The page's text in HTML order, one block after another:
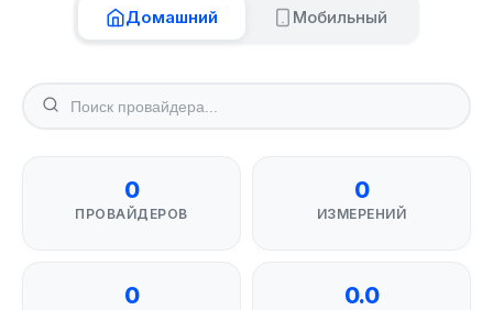
Домашний Мобильный
0
ПРОВАЙДЕРОВ
0
ИЗМЕРЕНИЙ
0 0.0